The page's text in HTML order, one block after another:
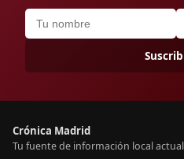
Crónica Madrid
Tu fuente de información local